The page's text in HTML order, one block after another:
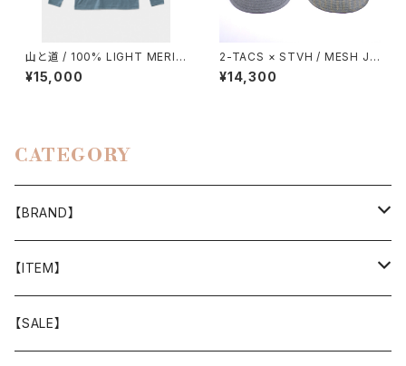
山と道 / 100% LIGHT MERIN
O LONGSLEEVE（UNISEX）
¥15,000
2-TACS × STVH / MESH JE
T CAP
¥14,300
CATEGORY
【BRAND】
山と道
T-SHIRT
迷迭香
【ITEM】
WEAR
【SALE】